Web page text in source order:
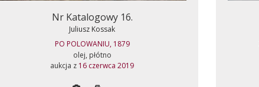
Nr Katalogowy 16.
Juliusz Kossak
PO POLOWANIU, 1879
olej, płótno
aukcja z 16 czerwca 2019